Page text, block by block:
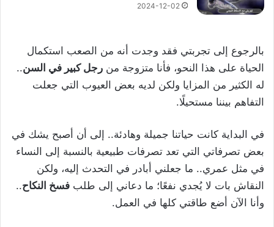
2024-12-02
بالرجوع إلى تجربتي فقد وجدت أنه من الصعب استكمال
الحياة على هذا النحو، فأنا متزوجة من رجل كبير في السن..
له الكثير من المزايا ولكن لديه بعض العيوب التي جعلت
التفاهم بيننا مستحيلًا.
في البداية كانت حياتنا جميلة وهادئة.. إلى أن أصبح يشك في
بعض تصرفاتي التي تعد تصرفات طبيعية بالنسبة إلى النساء
في مثل عمري.. ما جعلني أبادر في التحدث إليه، ولكن
النقاش بات لا يُجدي نفعًا؛ ما دعاني إلى طلب فسخ النكاح..
وأنا الآن أضع طاقتي كلها في العمل.